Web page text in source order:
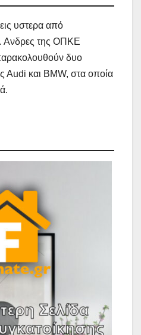
υστερα από
Ανδρες της ΟΠΚΕ
δυο
Αudi και BMW, στα οποία